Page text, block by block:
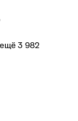
3 982